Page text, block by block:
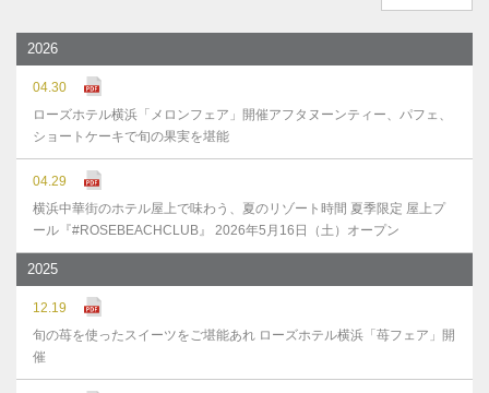
2026
04.30
ローズホテル横浜「メロンフェア」開催アフタヌーンティー、パフェ、
ショートケーキで旬の果実を堪能
04.29
横浜中華街のホテル屋上で味わう、夏のリゾート時間 夏季限定 屋上プ
ール『#ROSEBEACHCLUB』 2026年5月16日（土）オープン
2025
12.19
旬の苺を使ったスイーツをご堪能あれ ローズホテル横浜「苺フェア」開
催